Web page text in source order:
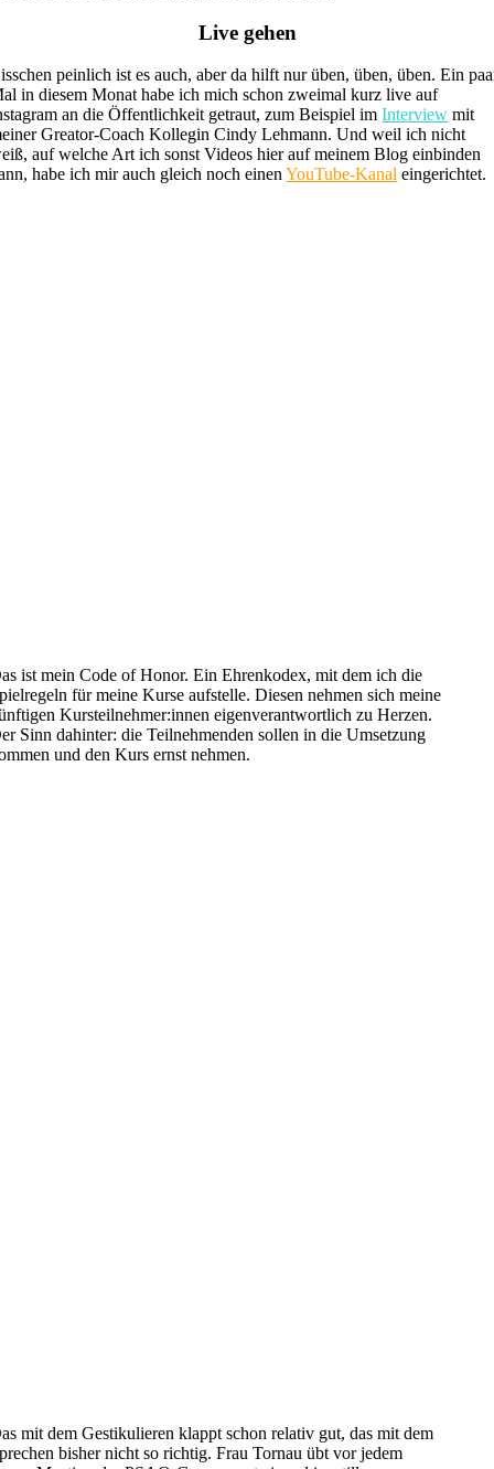
Live gehen
peinlich ist es auch, aber da hilft nur üben, üben, üben. Ein
in diesem Monat habe ich mich schon zweimal kurz live auf
an die Öffentlichkeit getraut, zum Beispiel imInterview mit
Greator-Coach Kollegin Cindy Lehmann. Und weil ich nicht
auf welche Art ich sonst Videos hier auf meinem Blog einbinden
habe ich mir auch gleich noch einenYouTube-Kanal eingerichtet.
ist mein Code of Honor. Ein Ehrenkodex, mit dem ich die
für meine Kurse aufstelle. Diesen nehmen sich meine
Kursteilnehmer:innen eigenverantwortlich zu Herzen.
Sinn dahinter: die Teilnehmenden sollen in die Umsetzung
und den Kurs ernst nehmen.
mit dem Gestikulieren klappt schon relativ gut, das mit dem
bisher nicht so richtig. Frau Tornau übt vor jedem